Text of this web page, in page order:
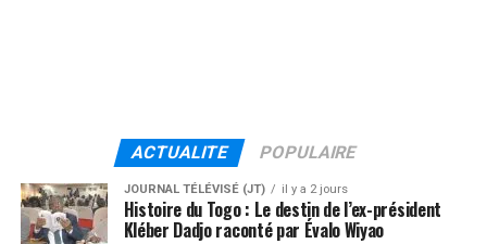
ACTUALITE POPULAIRE
JOURNAL TÉLÉVISÉ (JT) il y a 2 jours
Histoire du Togo : Le destin de l’ex-président
Kléber Dadjo raconté par Évalo Wiyao